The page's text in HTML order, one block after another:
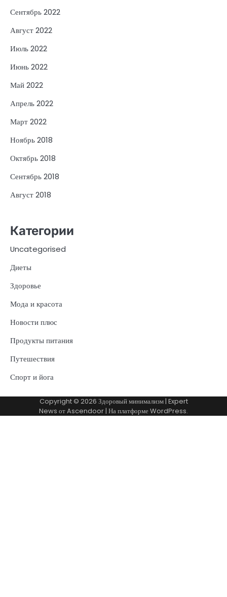
Сентябрь 2022
Август 2022
Июль 2022
Июнь 2022
Май 2022
Апрель 2022
Март 2022
Ноябрь 2018
Октябрь 2018
Сентябрь 2018
Август 2018
Категории
Uncategorised
Диеты
Здоровье
Мода и красота
Новости плюс
Продукты питания
Путешествия
Спорт и йога
Copyright © 2026 Здоровый минимализм| Expert
News отAscendoor | На платформеWordPress.